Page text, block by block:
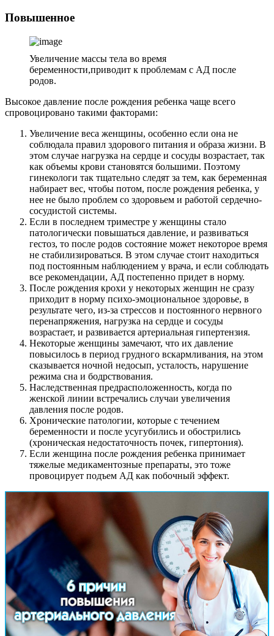
Повышенное
Увеличение массы тела во время
беременности,приводит к проблемам с АД после
родов.
Высокое давление после рождения ребенка чаще всего
спровоцировано такими факторами:
Увеличение веса женщины, особенно если она не
соблюдала правил здорового питания и образа жизни. В
этом случае нагрузка на сердце и сосуды возрастает, так
как объемы крови становятся большими. Поэтому
гинекологи так тщательно следят за тем, как беременная
набирает вес, чтобы потом, после рождения ребенка, у
нее не было проблем со здоровьем и работой сердечно-
сосудистой системы.
Если в последнем триместре у женщины стало
патологически повышаться давление, и развиваться
гестоз, то после родов состояние может некоторое время
не стабилизироваться. В этом случае стоит находиться
под постоянным наблюдением у врача, и если соблюдать
все рекомендации, АД постепенно придет в норму.
После рождения крохи у некоторых женщин не сразу
приходит в норму психо-эмоциональное здоровье, в
результате чего, из-за стрессов и постоянного нервного
перенапряжения, нагрузка на сердце и сосуды
возрастает, и развивается артериальная гипертензия.
Некоторые женщины замечают, что их давление
повысилось в период грудного вскармливания, на этом
сказывается ночной недосып, усталость, нарушение
режима сна и бодрствования.
Наследственная предрасположенность, когда по
женской линии встречались случаи увеличения
давления после родов.
Хронические патологии, которые с течением
беременности и после усугубились и обострились
(хроническая недостаточность почек, гипертония).
Если женщина после рождения ребенка принимает
тяжелые медикаментозные препараты, это тоже
провоцирует подъем АД как побочный эффект.